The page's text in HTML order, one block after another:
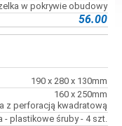
w pokrywie obudowy
56.00
190 x 280 x 130mm
160 x 250mm
z perforacją kwadratową
- plastikowe śruby - 4 szt.